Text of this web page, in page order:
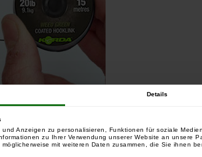
Details
und Anzeigen zu personalisieren, Funktionen für soziale
zu Ihrer Verwendung unserer Website an unsere
mit weiteren Daten zusammen, die Sie ihnen
Gravel Brown